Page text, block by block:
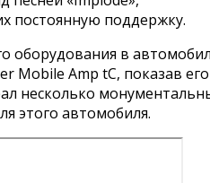
постоянную поддержку.
оборудования в
Mobile Amp tC, показав его
несколько
этого автомобиля.